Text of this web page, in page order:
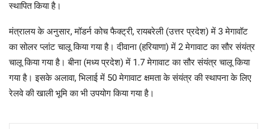
स्थापित किया है।
मंत्रालय के अनुसार, मॉडर्न कोच फैक्ट्री, रायबरेली (उत्तर प्रदेश) में 3 मेगावॉट
का सोलर प्लांट चालू किया गया है। दीवाना (हरियाणा) में 2 मेगावाट का सौर संयंत्र
चालू किया गया है। बीना (मध्य प्रदेश) में 1.7 मेगावाट का सौर संयंत्र चालू किया
गया है। इसके अलावा, भिलाई में 50 मेगावाट क्षमता के संयंत्र की स्थापना के लिए
रेलवे की खाली भूमि का भी उपयोग किया गया है।